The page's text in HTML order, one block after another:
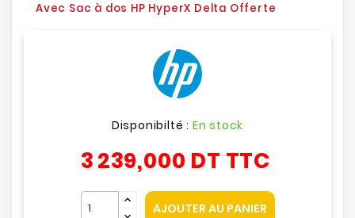
Avec Sac à dos HP HyperX Delta Offerte
Disponibilté : En stock
3 239,000 DT TTC
AJOUTER AU PANIER